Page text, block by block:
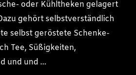
oder Kühltheken gelagert
gehört selbstverständlich
selbst geröstete Schenke-
Tee, Süßigkeiten,
und und …